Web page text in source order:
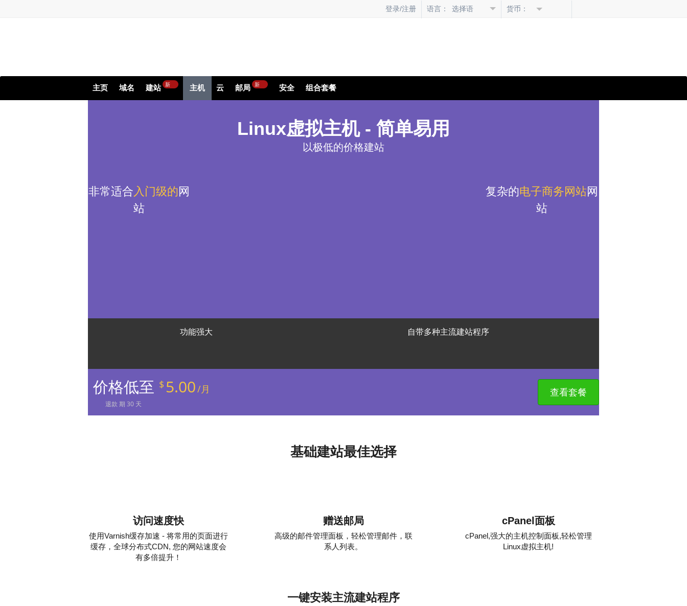
登录/注册 语言：
选择语
货币：
主页 域名 建站 新 主机 云 邮局 新 安全 组合套餐
Linux虚拟主机 - 简单易用
以极低的价格建站
非常适合入门级的网
站
复杂的电子商务网站网
站
功能强大 自带多种主流建站程序
价格低至 $ 5.00/月
退款 期 30 天
查看套餐
基础建站最佳选择
访问速度快
使用Varnish缓存加速 - 将常用的页面进行
缓存，全球分布式CDN, 您的网站速度会
有多倍提升！
赠送邮局
高级的邮件管理面板，轻松管理邮件，联
系人列表。
cPanel面板
cPanel,强大的主机控制面板,轻松管理
Linux虚拟主机!
一键安装主流建站程序